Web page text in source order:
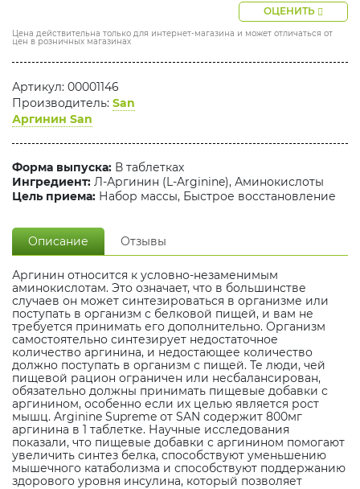
ОЦЕНИТЬ
Цена действительна только для интернет-магазина и может отличаться от
цен в розничных магазинах
Артикул: 00001146
Производитель: San
Аргинин San
Форма выпуска: В таблетках
Ингредиент: Л-Аргинин (L-Arginine), Аминокислоты
Цель приема: Набор массы, Быстрое восстановление
Описание Отзывы
Аргинин относится к условно-незаменимым
аминокислотам. Это означает, что в большинстве
случаев он может синтезироваться в организме или
поступать в организм с белковой пищей, и вам не
требуется принимать его дополнительно. Организм
самостоятельно синтезирует недостаточное
количество аргинина, и недостающее количество
должно поступать в организм с пищей. Те люди, чей
пищевой рацион ограничен или несбалансирован,
обязательно должны принимать пищевые добавки с
аргинином, особенно если их целью является рост
мышц. Arginine Supreme от SAN содержит 800мг
аргинина в 1 таблетке. Научные исследования
показали, что пищевые добавки с аргинином помогают
увеличить синтез белка, способствуют уменьшению
мышечного катаболизма и способствуют поддержанию
здорового уровня инсулина, который позволяет